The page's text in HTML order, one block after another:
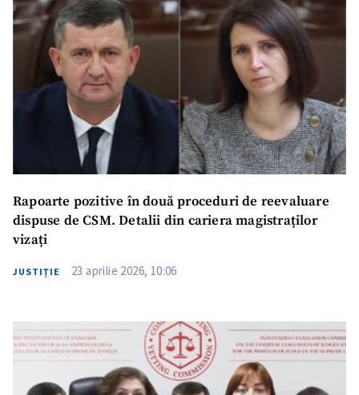
Rapoarte pozitive în două proceduri de reevaluare
dispuse de CSM. Detalii din cariera magistraților
vizați
JUSTIȚIE 23 aprilie 2026, 10:06